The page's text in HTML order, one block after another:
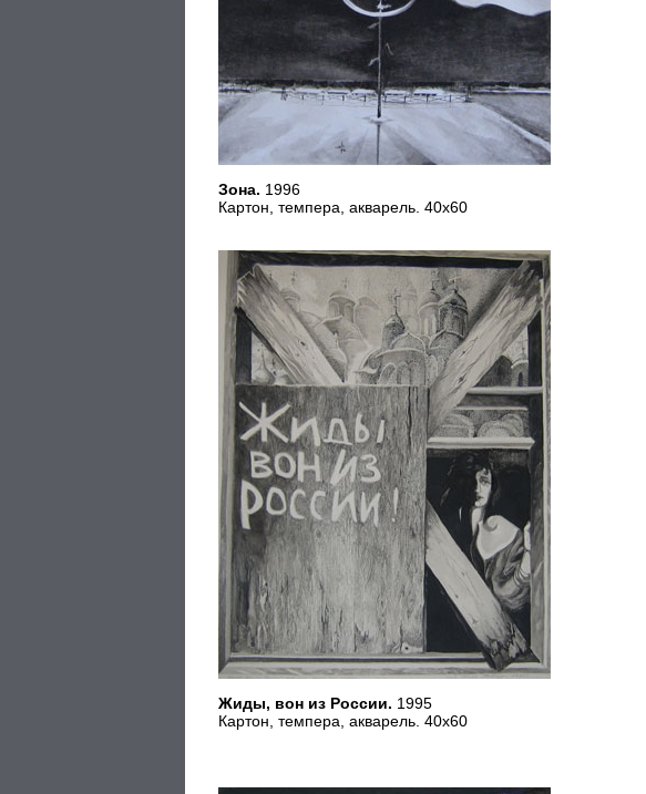
Зона. 1996
Картон, темпера, акварель. 40х60
Жиды, вон из России. 1995
Картон, темпера, акварель. 40х60